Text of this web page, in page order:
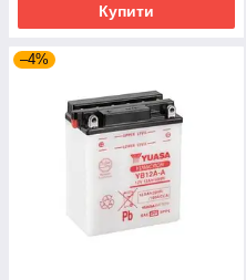
Купити
–4%